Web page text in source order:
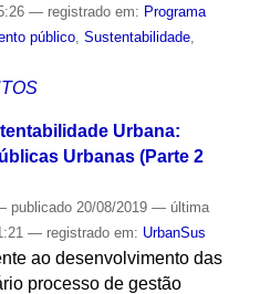
— registrado em: Programa
público, Sustentabilidade,
Urbana:
Urbanas (Parte 2
publicado20/08/2019 — última
— registrado em: UrbanSus
ao desenvolvimento das
processo de gestão